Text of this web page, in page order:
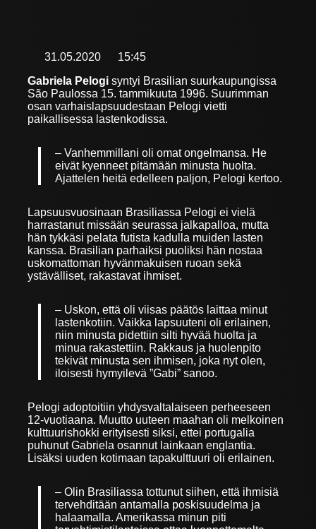
31.05.2020
15:45
Gabriela Pelogisyntyi Brasilian suurkaupungissa
São Paulossa 15. tammikuuta 1996. Suurimman
osan varhaislapsuudestaan Pelogi vietti
paikallisessa lastenkodissa.
– Vanhemmillani oli omat ongelmansa. He
eivät kyenneet pitämään minusta huolta.
Ajattelen heitä edelleen paljon, Pelogi kertoo.
Lapsuusvuosinaan Brasiliassa Pelogi ei vielä
harrastanut missään seurassa jalkapalloa, mutta
hän tykkäsi pelata futista kadulla muiden lasten
kanssa. Brasilian parhaiksi puoliksi hän nostaa
uskomattoman hyvänmakuisen ruoan sekä
ystävälliset, rakastavat ihmiset.
– Uskon, että oli viisas päätös laittaa minut
lastenkotiin. Vaikka lapsuuteni oli erilainen,
niin minusta pidettiin silti hyvää huolta ja
minua rakastettiin. Rakkaus ja huolenpito
tekivät minusta sen ihmisen, joka nyt olen,
iloisesti hymyilevä ”Gabi” sanoo.
Pelogi adoptoitiin yhdysvaltalaiseen perheeseen
12-vuotiaana. Muutto uuteen maahan oli melkoinen
kulttuurishokki erityisesti siksi, ettei portugalia
puhunut Gabriela osannut lainkaan englantia.
Lisäksi uuden kotimaan tapakulttuuri oli erilainen.
– Olin Brasiliassa tottunut siihen, että ihmisiä
tervehditään antamalla poskisuudelma ja
halaamalla. Amerikassa minun piti